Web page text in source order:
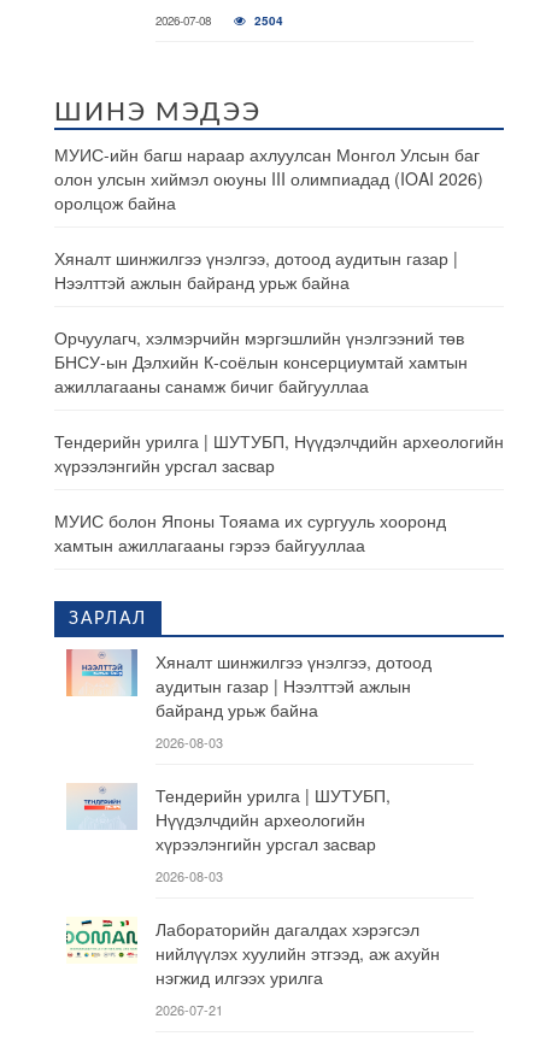
2026-07-08 2504
ШИНЭ МЭДЭЭ
МУИС-ийн багш нараар ахлуулсан Монгол Улсын баг
олон улсын хиймэл оюуны III олимпиадад (IOAI 2026)
оролцож байна
Хяналт шинжилгээ үнэлгээ, дотоод аудитын газар |
Нээлттэй ажлын байранд урьж байна
Орчуулагч, хэлмэрчийн мэргэшлийн үнэлгээний төв
БНСУ-ын Дэлхийн К-соёлын консерциумтай хамтын
ажиллагааны санамж бичиг байгууллаа
Тендерийн урилга | ШУТУБП, Нүүдэлчдийн археологийн
хүрээлэнгийн урсгал засвар
МУИС болон Японы Тояама их сургууль хооронд
хамтын ажиллагааны гэрээ байгууллаа
ЗАРЛАЛ
Хяналт шинжилгээ үнэлгээ, дотоод
аудитын газар | Нээлттэй ажлын
байранд урьж байна
2026-08-03
Тендерийн урилга | ШУТУБП,
Нүүдэлчдийн археологийн
хүрээлэнгийн урсгал засвар
2026-08-03
Лабораторийн дагалдах хэрэгсэл
нийлүүлэх хуулийн этгээд, аж ахуйн
нэгжид илгээх урилга
2026-07-21